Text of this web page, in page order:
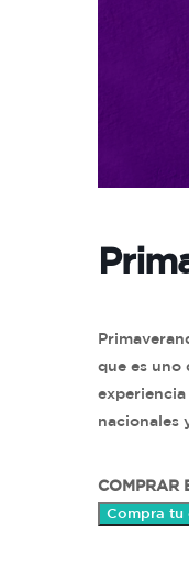
que es uno
nacionales
COMPRAR
Compra tu